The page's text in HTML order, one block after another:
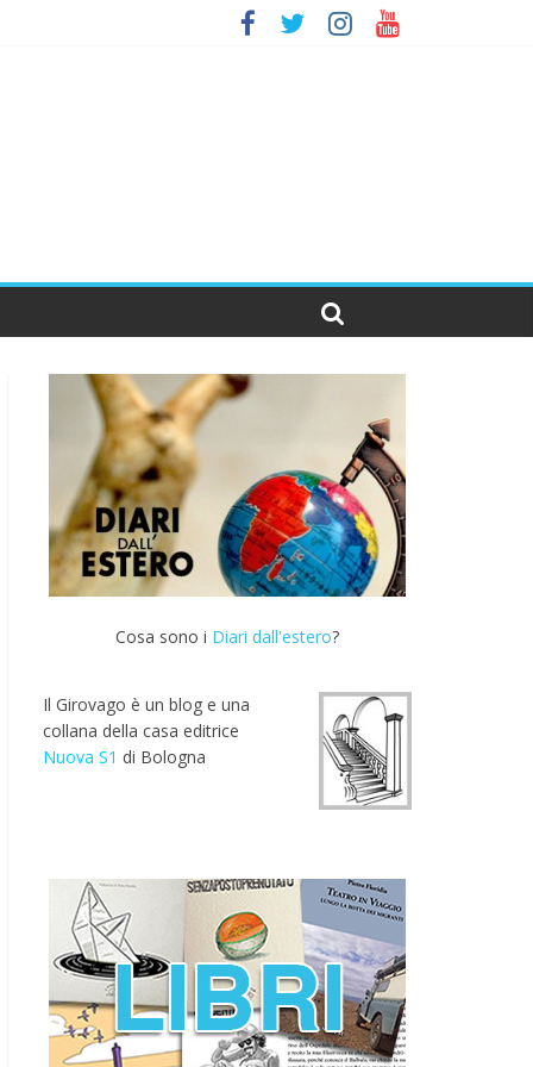
Cosa sono i Diari dall'estero?
Il Girovago è un blog e una
collana della casa editrice
Nuova S1 di Bologna